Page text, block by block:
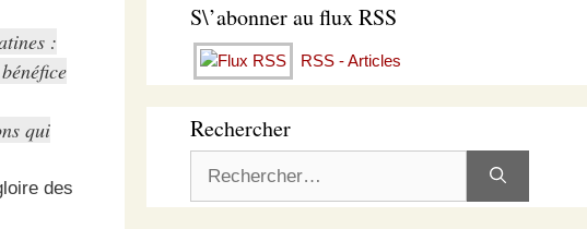
:
qui
des
S\’abonner au flux RSS
RSS - Articles
Rechercher